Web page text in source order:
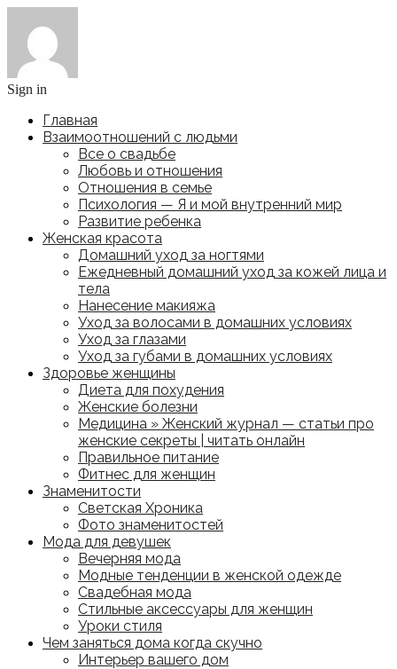
Sign in
Главная
Взаимоотношений с людьми
Все о свадьбе
Любовь и отношения
Отношения в семье
Психология — Я и мой внутренний мир
Развитие ребенка
Женская красота
Домашний уход за ногтями
Ежедневный домашний уход за кожей лица и
тела
Нанесение макияжа
Уход за волосами в домашних условиях
Уход за глазами
Уход за губами в домашних условиях
Здоровье женщины
Диета для похудения
Женские болезни
Медицина » Женский журнал — статьи про
женские секреты | читать онлайн
Правильное питание
Фитнес для женщин
Знаменитости
Светская Хроника
Фото знаменитостей
Мода для девушек
Вечерняя мода
Модные тенденции в женской одежде
Свадебная мода
Стильные аксессуары для женщин
Уроки стиля
Чем заняться дома когда скучно
Интерьер вашего дом